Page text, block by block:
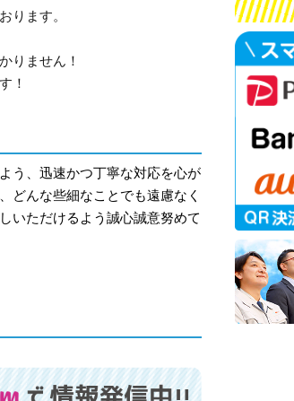
ります。
りません！
！
う、迅速かつ丁寧な対応を心が
どんな些細なことでも遠慮なく
いただけるよう誠心誠意努めて